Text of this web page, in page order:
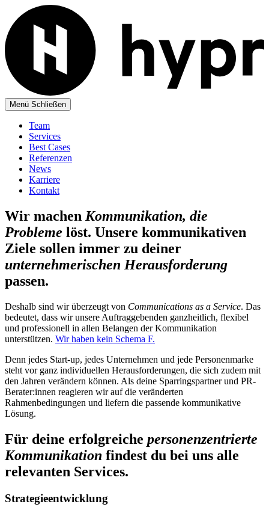
Menü Schließen
Team
Services
Best Cases
Referenzen
News
Karriere
Kontakt
Wir machen Kommunikation, die
Probleme löst. Unsere kommunikativen
Ziele sollen immer zu deiner
unternehmerischen Herausforderung
passen.
Deshalb sind wir überzeugt von Communications as a Service. Das
bedeutet, dass wir unsere Auftraggebenden ganzheitlich, flexibel
und professionell in allen Belangen der Kommunikation
unterstützen. Wir haben kein Schema F.
Denn jedes Start-up, jedes Unternehmen und jede Personenmarke
steht vor ganz individuellen Herausforderungen, die sich zudem mit
den Jahren verändern können. Als deine Sparringspartner und PR-
Berater:innen reagieren wir auf die veränderten
Rahmenbedingungen und liefern die passende kommunikative
Lösung.
Für deine erfolgreiche personenzentrierte
Kommunikation findest du bei uns alle
relevanten Services.
Strategieentwicklung